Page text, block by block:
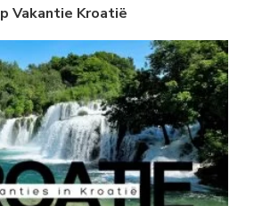
Vakantie Kroatië